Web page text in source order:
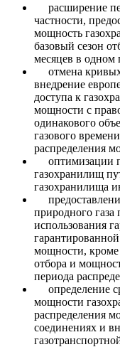
расширение
частности,
мощность
базовый сезон
месяцев в одном
отмена кривых
внедрение
доступа к
мощности с
одинакового
газового
распределения
оптимизации
газохранилищ
газохранилища
природного
использования
мощности, кроме
отбора и
периода
определение
мощности
распределения
соединениях и